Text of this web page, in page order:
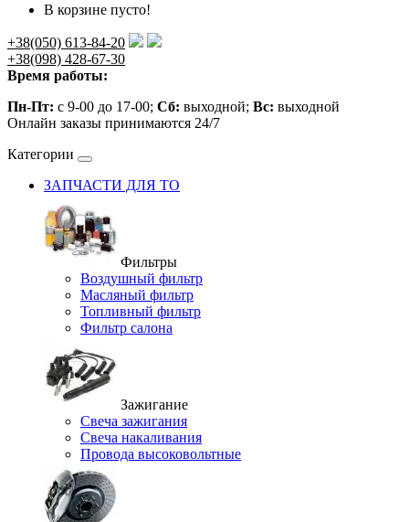
В корзине пусто!
+38(050) 613-84-20
+38(098) 428-67-30
Время работы:
Пн-Пт: с 9-00 до 17-00; Сб: выходной; Вс: выходной
Онлайн заказы принимаются 24/7
Категории
ЗАПЧАСТИ ДЛЯ ТО
Фильтры
Воздушный фильтр
Масляный фильтр
Топливный фильтр
Фильтр салона
Зажигание
Свеча зажигания
Свеча накаливания
Провода высоковольтные